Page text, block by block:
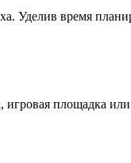
Уделив время
игровая площадка